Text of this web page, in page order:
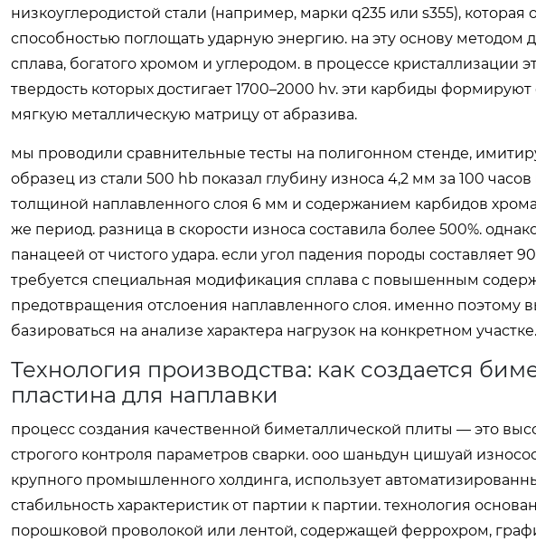
низкоуглеродистой стали (например, марки q235 или s355),
способностью поглощать ударную энергию. на эту основу методом
сплава, богатого хромом и углеродом. в процессе кристаллизации
твердость которых достигает 1700–2000 hv. эти карбиды
мягкую металлическую матрицу от абразива.
мы проводили сравнительные тесты на полигонном стенде,
образец из стали 500 hb показал глубину износа 4,2 мм за 100
толщиной наплавленного слоя 6 мм и содержанием карбидов хрома
же период. разница в скорости износа составила более 500%.
панацеей от чистого удара. если угол падения породы составляет
требуется специальная модификация сплава с повышенным
предотвращения отслоения наплавленного слоя. именно поэтому
базироваться на анализе характера нагрузок на конкретном участке.
Технология производства: как создается
пластина для наплавки
процесс создания качественной биметаллической плиты — это
строгого контроля параметров сварки. ооо шаньдун цишуай
крупного промышленного холдинга, использует
стабильность характеристик от партии к партии. технология
порошковой проволокой или лентой, содержащей феррохром,